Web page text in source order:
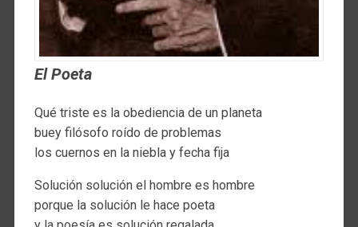
El Poeta
Qué triste es la obediencia de un planeta
buey filósofo roído de problemas
los cuernos en la niebla y fecha fija
Solución solución el hombre es hombre
porque la solución le hace poeta